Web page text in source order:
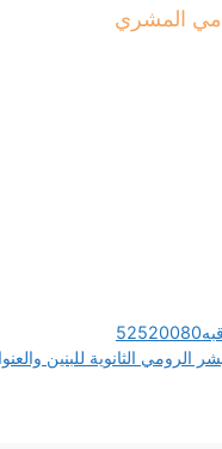
الرومي الثانوية للبنين